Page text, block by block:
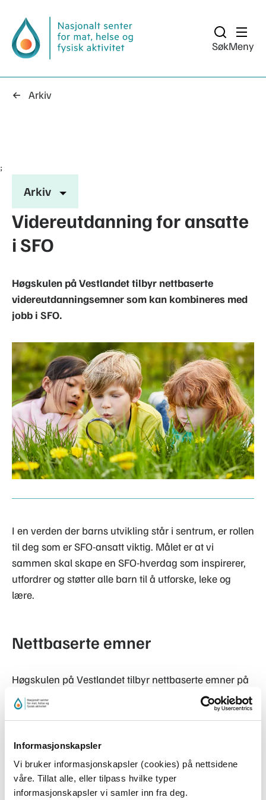
Informasjonskapsler
Vi bruker informasjonskapsler (cookies) på nettsidene
våre. Tillat alle, eller tilpass hvilke typer
informasjonskapsler vi samler inn fra deg.
SøkMeny
Arkiv
;
Arkiv
Videreutdanning for ansatte
i SFO
Høgskulen på Vestlandet tilbyr nettbaserte
videreutdanningsemner som kan kombineres med
jobb i SFO.
I en verden der barns utvikling står i sentrum, er rollen
til deg som er SFO-ansatt viktig. Målet er at vi
sammen skal skape en SFO-hverdag som inspirerer,
utfordrer og støtter alle barn til å utforske, leke og
lære.
Nettbaserte emner
Høgskulen på Vestlandet tilbyr nettbaserte emner på
7,5 studiepoeng, der du får mer kunnskap om
hvordan du kan heve kvaliteten på arbeidet ditt og
av rammeplan for din skolefritidsordning.
Emnene er nasjonalt tilgjengelig og består av korte,